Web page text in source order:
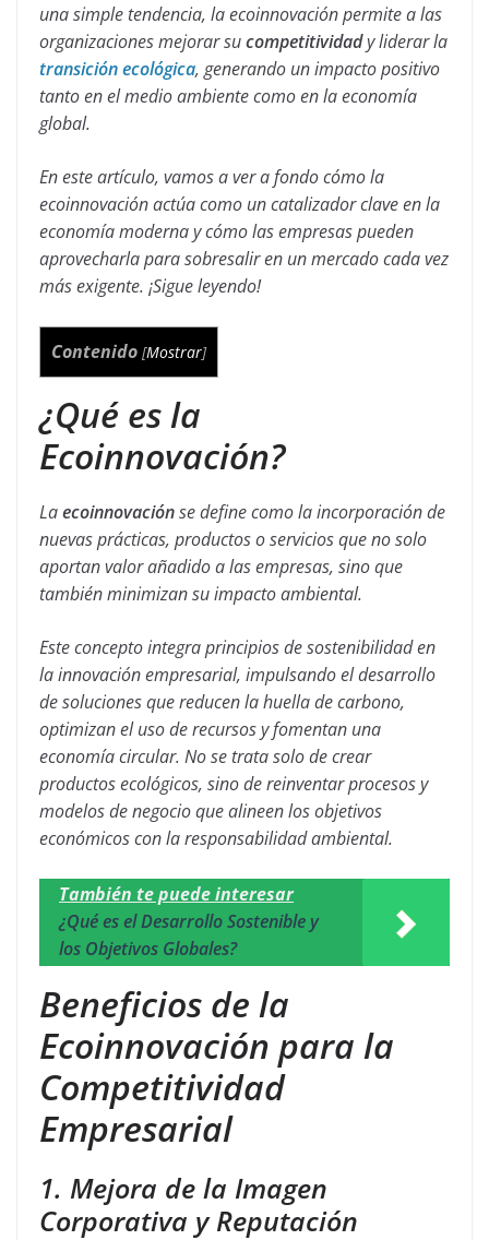
una simple tendencia, la ecoinnovación permite a las
organizaciones mejorar sucompetitividady liderar la
transición ecológica, generando un impacto positivo
tanto en el medio ambiente como en la economía
global.
En este artículo, vamos a ver a fondo cómo la
ecoinnovación actúa como un catalizador clave en la
economía moderna y cómo las empresas pueden
aprovecharla para sobresalir en un mercado cada vez
más exigente. ¡Sigue leyendo!
Contenido [Mostrar]
¿Qué es la
Ecoinnovación?
Laecoinnovaciónse define como la incorporación de
nuevas prácticas, productos o servicios que no solo
aportan valor añadido a las empresas, sino que
también minimizan su impacto ambiental.
Este concepto integra principios de sostenibilidad en
la innovación empresarial, impulsando el desarrollo
de soluciones que reducen la huella de carbono,
optimizan el uso de recursos y fomentan una
economía circular. No se trata solo de crear
productos ecológicos, sino de reinventar procesos y
modelos de negocio que alineen los objetivos
económicos con la responsabilidad ambiental.
También te puede interesar
¿Qué es el Desarrollo Sostenible y
los Objetivos Globales?
Beneficios de la
Ecoinnovación para la
Competitividad
Empresarial
1. Mejora de la Imagen
Corporativa y Reputación